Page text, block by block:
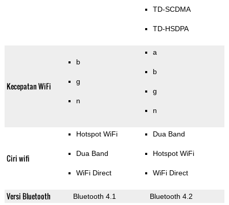
TD-SCDMA
TD-HSDPA
Kecepatan WiFi
b
g
n
a
b
g
n
Ciri wifi
Hotspot WiFi
Dua Band
WiFi Direct
Dua Band
Hotspot WiFi
WiFi Direct
Versi Bluetooth Bluetooth 4.1 Bluetooth 4.2